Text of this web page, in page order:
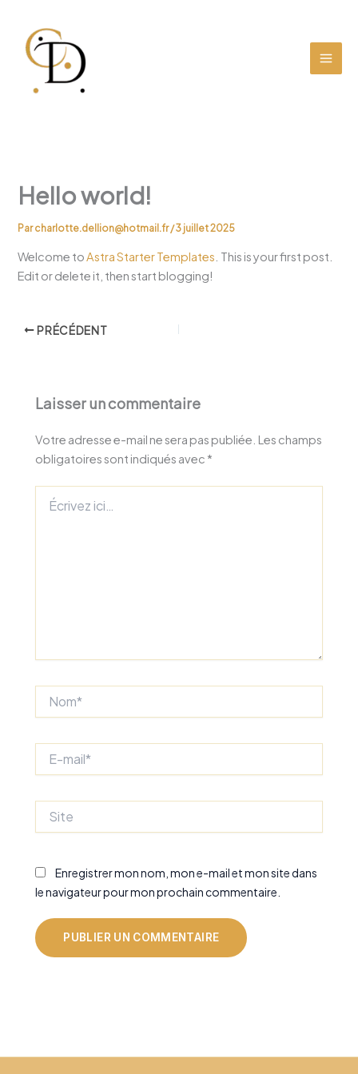
contenu
Hello world!
Parcharlotte.dellion@hotmail.fr/3 juillet 2025
Welcome to Astra Starter Templates . This is your first post.
Edit or delete it, then start blogging!
PRÉCÉDENT
Laisser un commentaire
Votre adresse e-mail ne sera pas publiée. Les champs
obligatoires sont indiqués avec *
ici…
mail*
Enregistrer mon nom, mon e-mail et mon site dans
le navigateur pour mon prochain commentaire.